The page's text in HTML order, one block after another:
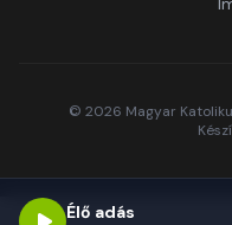
© 2026 Magyar
Élő adás